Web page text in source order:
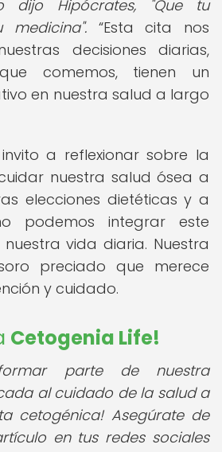
dijo Hipócrates, "Que tu
Esta cita nos
decisiones diarias,
comemos, tienen un
en nuestra salud a largo
a reflexionar sobre la
nuestra salud ósea a
elecciones dietéticas y a
podemos integrar este
vida diaria. Nuestra
preciado que merece
y cuidado.
Cetogenia Life!
parte de nuestra
al cuidado de la salud a
cetogénica! Asegúrate de
en tus redes sociales